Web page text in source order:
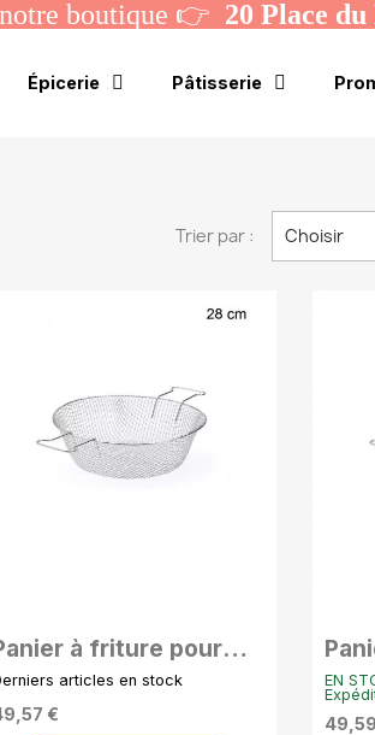
boutique 👉 20 Place
Épicerie Pâtisserie
Trier par : Choisir
à friture pour
La Lyonnaise -
cmarticles en stock
€
32
EN